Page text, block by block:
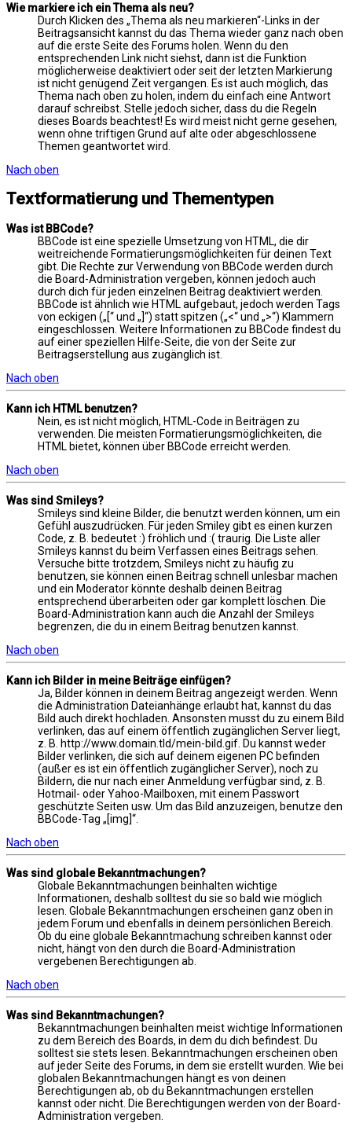
Wie markiere ich ein Thema als neu?
Durch Klicken des „Thema als neu markieren“-Links in der
Beitragsansicht kannst du das Thema wieder ganz nach oben
auf die erste Seite des Forums holen. Wenn du den
entsprechenden Link nicht siehst, dann ist die Funktion
möglicherweise deaktiviert oder seit der letzten Markierung
ist nicht genügend Zeit vergangen. Es ist auch möglich, das
Thema nach oben zu holen, indem du einfach eine Antwort
darauf schreibst. Stelle jedoch sicher, dass du die Regeln
dieses Boards beachtest! Es wird meist nicht gerne gesehen,
wenn ohne triftigen Grund auf alte oder abgeschlossene
Themen geantwortet wird.
Nach oben
Textformatierung und Thementypen
Was ist BBCode?
BBCode ist eine spezielle Umsetzung von HTML, die dir
weitreichende Formatierungsmöglichkeiten für deinen Text
gibt. Die Rechte zur Verwendung von BBCode werden durch
die Board-Administration vergeben, können jedoch auch
durch dich für jeden einzelnen Beitrag deaktiviert werden.
BBCode ist ähnlich wie HTML aufgebaut, jedoch werden Tags
von eckigen („[“ und „]“) statt spitzen („<“ und „>“) Klammern
eingeschlossen. Weitere Informationen zu BBCode findest du
auf einer speziellen Hilfe-Seite, die von der Seite zur
Beitragserstellung aus zugänglich ist.
Nach oben
Kann ich HTML benutzen?
Nein, es ist nicht möglich, HTML-Code in Beiträgen zu
verwenden. Die meisten Formatierungsmöglichkeiten, die
HTML bietet, können über BBCode erreicht werden.
Nach oben
Was sind Smileys?
Smileys sind kleine Bilder, die benutzt werden können, um ein
Gefühl auszudrücken. Für jeden Smiley gibt es einen kurzen
Code, z. B. bedeutet :) fröhlich und :( traurig. Die Liste aller
Smileys kannst du beim Verfassen eines Beitrags sehen.
Versuche bitte trotzdem, Smileys nicht zu häufig zu
benutzen, sie können einen Beitrag schnell unlesbar machen
und ein Moderator könnte deshalb deinen Beitrag
entsprechend überarbeiten oder gar komplett löschen. Die
Board-Administration kann auch die Anzahl der Smileys
begrenzen, die du in einem Beitrag benutzen kannst.
Nach oben
Kann ich Bilder in meine Beiträge einfügen?
Ja, Bilder können in deinem Beitrag angezeigt werden. Wenn
die Administration Dateianhänge erlaubt hat, kannst du das
Bild auch direkt hochladen. Ansonsten musst du zu einem Bild
verlinken, das auf einem öffentlich zugänglichen Server liegt,
z. B. http://www.domain.tld/mein-bild.gif. Du kannst weder
Bilder verlinken, die sich auf deinem eigenen PC befinden
(außer es ist ein öffentlich zugänglicher Server), noch zu
Bildern, die nur nach einer Anmeldung verfügbar sind, z. B.
Hotmail- oder Yahoo-Mailboxen, mit einem Passwort
geschützte Seiten usw. Um das Bild anzuzeigen, benutze den
BBCode-Tag „[img]“.
Nach oben
Was sind globale Bekanntmachungen?
Globale Bekanntmachungen beinhalten wichtige
Informationen, deshalb solltest du sie so bald wie möglich
lesen. Globale Bekanntmachungen erscheinen ganz oben in
jedem Forum und ebenfalls in deinem persönlichen Bereich.
Ob du eine globale Bekanntmachung schreiben kannst oder
nicht, hängt von den durch die Board-Administration
vergebenen Berechtigungen ab.
Nach oben
Was sind Bekanntmachungen?
Bekanntmachungen beinhalten meist wichtige Informationen
zu dem Bereich des Boards, in dem du dich befindest. Du
solltest sie stets lesen. Bekanntmachungen erscheinen oben
auf jeder Seite des Forums, in dem sie erstellt wurden. Wie bei
globalen Bekanntmachungen hängt es von deinen
Berechtigungen ab, ob du Bekanntmachungen erstellen
kannst oder nicht. Die Berechtigungen werden von der Board-
Administration vergeben.